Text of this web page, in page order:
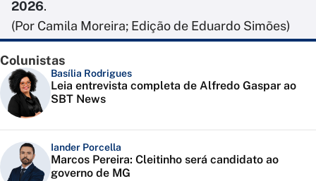
2026.
(Por Camila Moreira; Edição de Eduardo Simões)
Colunistas
Basília Rodrigues
Leia entrevista completa de Alfredo Gaspar ao
SBT News
Iander Porcella
Marcos Pereira: Cleitinho será candidato ao
governo de MG